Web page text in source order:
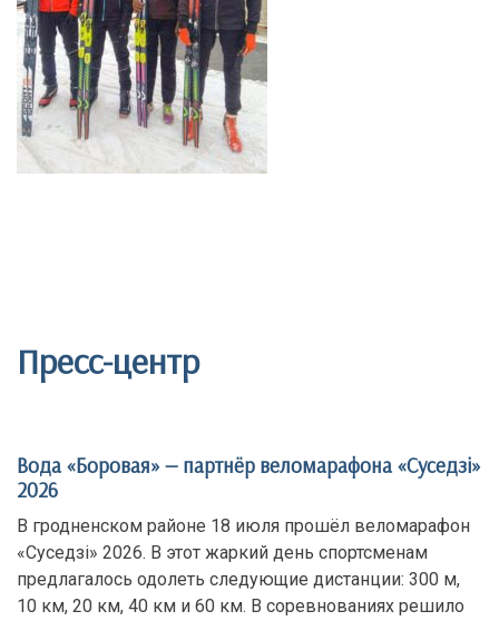
Пресс-центр
Вода «Боровая» — партнёр веломарафона «Суседзi»
2026
В гродненском районе 18 июля прошёл веломарафон
«Суседзi» 2026. В этот жаркий день спортсменам
предлагалось одолеть следующие дистанции: 300 м,
10 км, 20 км, 40 км и 60 км. В соревнованиях решило